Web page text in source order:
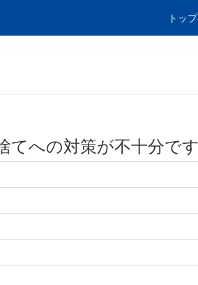
トッ
てへの対策が不十分です